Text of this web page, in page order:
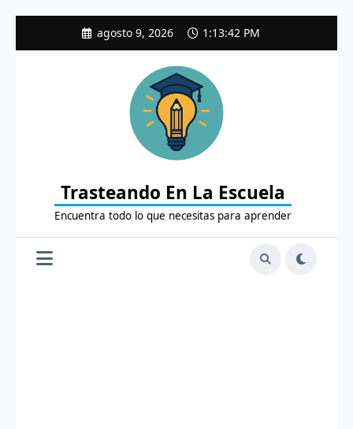
agosto 9, 2026 1:13:43 PM
Trasteando En La Escuela
Encuentra todo lo que necesitas para aprender